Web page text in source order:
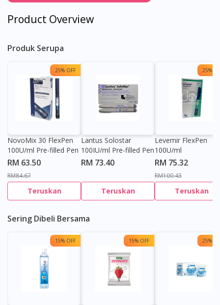
Product Overview
Produk Serupa
25% OFF
NovoMix 30 FlexPen
100U/ml Pre-filled Pen
RM 63.50
RM84.67
Teruskan
Lantus Solostar
100IU/ml Pre-filled Pen
RM 73.40
Teruskan
25%
Levemir FlexPen
100U/ml
RM 75.32
RM100.43
Teruskan
Sering Dibeli Bersama
15% OFF 15% OFF 25%